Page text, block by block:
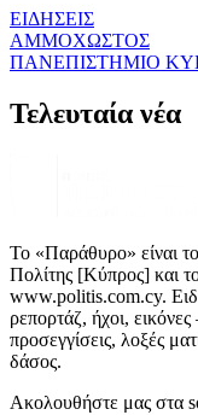
ΕΙΔΗΣΕΙΣ
ΑΜΜΟΧΩΣΤΟΣ
ΠΑΝΕΠΙΣΤΗΜΙΟ
Τελευταία νέα
Το «Παράθυρο» είναι το
Πολίτης [Κύπρος] και
www.politis.com.cy.
ρεπορτάζ, ήχοι, εικόνες
προσεγγίσεις, λοξές
δάσος.
Ακολουθήστε μας στα